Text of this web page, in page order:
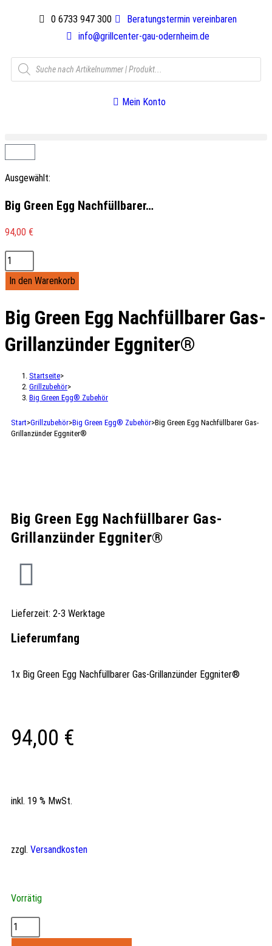
0 6733 947 300
Beratungstermin vereinbaren
info@grillcenter-gau-odernheim.de
Mein Konto
Ausgewählt:
Big Green Egg Nachfüllbarer…
94,00 €
In den Warenkorb
Big Green Egg Nachfüllbarer Gas-
Grillanzünder Eggniter®
Startseite>
Grillzubehör>
Big Green Egg® Zubehör
Start>Grillzubehör>Big Green Egg® Zubehör>Big Green Egg Nachfüllbarer Gas-
Grillanzünder Eggniter®
Big Green Egg Nachfüllbarer Gas-
Grillanzünder Eggniter®
Lieferzeit: 2-3 Werktage
Lieferumfang
1x Big Green Egg Nachfüllbarer Gas-Grillanzünder Eggniter®
94,00 €
inkl. 19 % MwSt.
zzgl. Versandkosten
Vorrätig